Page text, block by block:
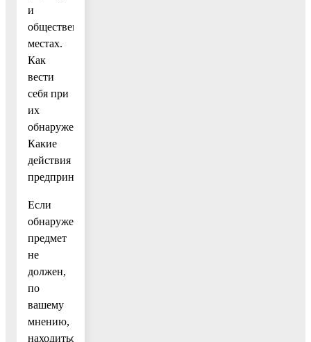
и
общественных
местах.
Как
вести
себя при
их
обнаружении?
Какие
действия
предпринять?
Если
обнаруженный
предмет
не
должен,
по
вашему
мнению,
находиться